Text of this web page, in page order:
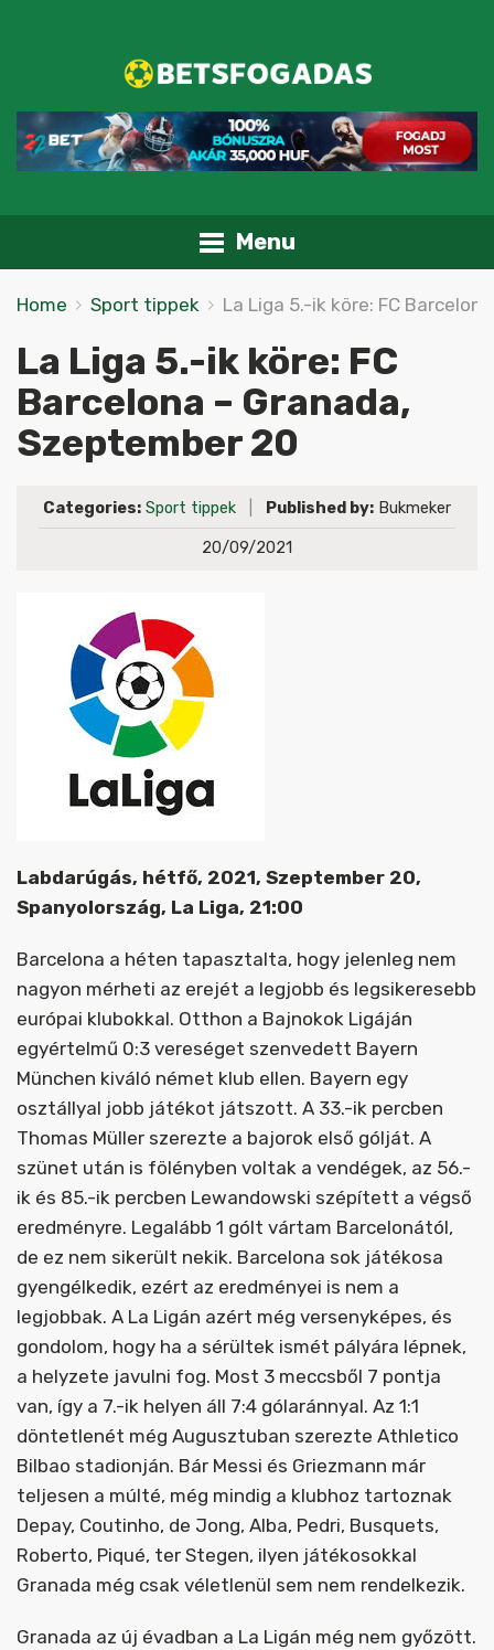
Menu
Home Sport tippek La Liga 5.-ik köre: FC
La Liga 5.-ik köre: FC
Barcelona – Granada,
Szeptember 20
Categories: Sport tippek Published by: Bukmeker
20/09/2021
Labdarúgás, hétfő, 2021, Szeptember 20,
Spanyolország, La Liga, 21:00
Barcelona a héten tapasztalta, hogy jelenleg nem
nagyon mérheti az erejét a legjobb és legsikeresebb
európai klubokkal. Otthon a Bajnokok Ligáján
egyértelmű 0:3 vereséget szenvedett Bayern
München kiváló német klub ellen. Bayern egy
osztállyal jobb játékot játszott. A 33.-ik percben
Thomas Müller szerezte a bajorok első gólját. A
szünet után is fölényben voltak a vendégek, az 56.-
ik és 85.-ik percben Lewandowski szépített a végső
eredményre. Legalább 1 gólt vártam Barcelonától,
de ez nem sikerült nekik. Barcelona sok játékosa
gyengélkedik, ezért az eredményei is nem a
legjobbak. A La Ligán azért még versenyképes, és
gondolom, hogy ha a sérültek ismét pályára lépnek,
a helyzete javulni fog. Most 3 meccsből 7 pontja
van, így a 7.-ik helyen áll 7:4 gólaránnyal. Az 1:1
döntetlenét még Augusztuban szerezte Athletico
Bilbao stadionján. Bár Messi és Griezmann már
teljesen a múlté, még mindig a klubhoz tartoznak
Depay, Coutinho, de Jong, Alba, Pedri, Busquets,
Roberto, Piqué, ter Stegen, ilyen játékosokkal
Granada még csak véletlenül sem nem rendelkezik.
Granada az új évadban a La Ligán még nem győzött.